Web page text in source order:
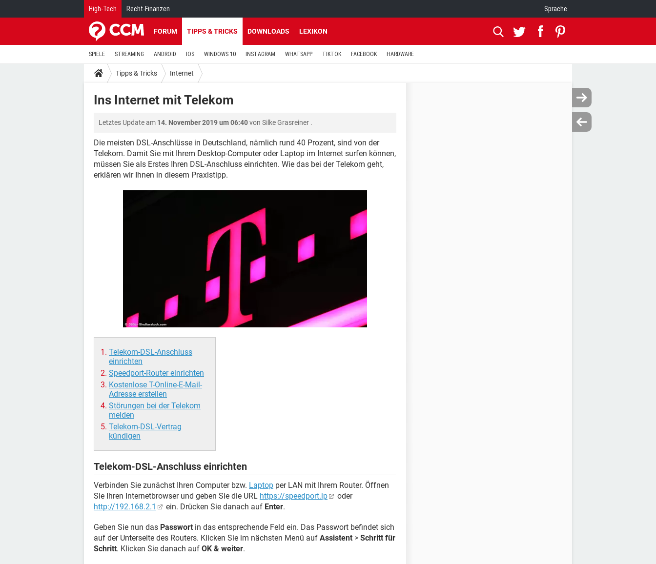
High-Tech Recht-Finanzen Sprache
FORUM TIPPS & TRICKS DOWNLOADS LEXIKON
SPIELE STREAMING ANDROID IOS WINDOWS 10 INSTAGRAM WHATSAPP TIKTOK FACEBOOK HARDWARE
Tipps & Tricks Internet
Ins Internet mit Telekom
Letztes Update am 14. November 2019 um 06:40von Silke Grasreiner .
Die meisten DSL-Anschlüsse in Deutschland, nämlich rund 40 Prozent, sind von der
Telekom. Damit Sie mit Ihrem Desktop-Computer oder Laptop im Internet surfen können,
müssen Sie als Erstes Ihren DSL-Anschluss einrichten. Wie das bei der Telekom geht,
erklären wir Ihnen in diesem Praxistipp.
Telekom-DSL-Anschluss
einrichten
Speedport-Router einrichten
Kostenlose T-Online-E-Mail-
Adresse erstellen
Störungen bei der Telekom
melden
Telekom-DSL-Vertrag
kündigen
Telekom-DSL-Anschluss einrichten
Verbinden Sie zunächst Ihren Computer bzw. Laptop per LAN mit Ihrem Router. Öffnen
Sie Ihren Internetbrowser und geben Sie die URL https://speedport.ip
oder
http://192.168.2.1
ein. Drücken Sie danach auf Enter.
Geben Sie nun das Passwort in das entsprechende Feld ein. Das Passwort befindet sich
auf der Unterseite des Routers. Klicken Sie im nächsten Menü auf Assistent > Schritt für
Schritt. Klicken Sie danach auf OK & weiter.